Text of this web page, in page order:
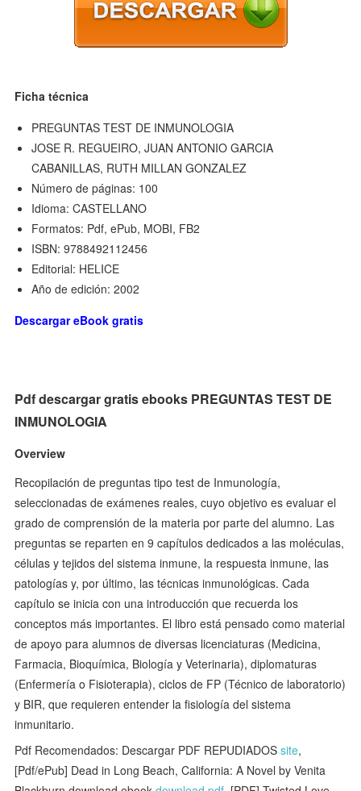
Ficha técnica
PREGUNTAS TEST DE INMUNOLOGIA
JOSE R. REGUEIRO, JUAN ANTONIO GARCIA
CABANILLAS, RUTH MILLAN GONZALEZ
Número de páginas: 100
Idioma: CASTELLANO
Formatos: Pdf, ePub, MOBI, FB2
ISBN: 9788492112456
Editorial: HELICE
Año de edición: 2002
Descargar eBook gratis
Pdf descargar gratis ebooks PREGUNTAS TEST DE
INMUNOLOGIA
Overview
Recopilación de preguntas tipo test de Inmunología,
seleccionadas de exámenes reales, cuyo objetivo es evaluar el
grado de comprensión de la materia por parte del alumno. Las
preguntas se reparten en 9 capítulos dedicados a las moléculas,
células y tejidos del sistema inmune, la respuesta inmune, las
patologías y, por último, las técnicas inmunológicas. Cada
capítulo se inicia con una introducción que recuerda los
conceptos más importantes. El libro está pensado como material
de apoyo para alumnos de diversas licenciaturas (Medicina,
Farmacia, Bioquímica, Biología y Veterinaria), diplomaturas
(Enfermería o Fisioterapia), ciclos de FP (Técnico de laboratorio)
y BIR, que requieren entender la fisiología del sistema
inmunitario.
Pdf Recomendados: Descargar PDF REPUDIADOSsite,
[Pdf/ePub] Dead in Long Beach, California: A Novel by Venita